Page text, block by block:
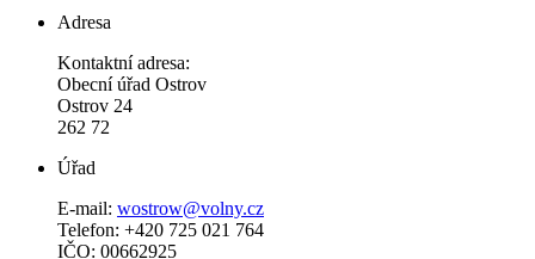
Adresa
Kontaktní adresa:
Obecní úřad Ostrov
Ostrov 24
262 72
Úřad
E-mail: wostrow@volny.cz
Telefon: +420 725 021 764
IČO: 00662925